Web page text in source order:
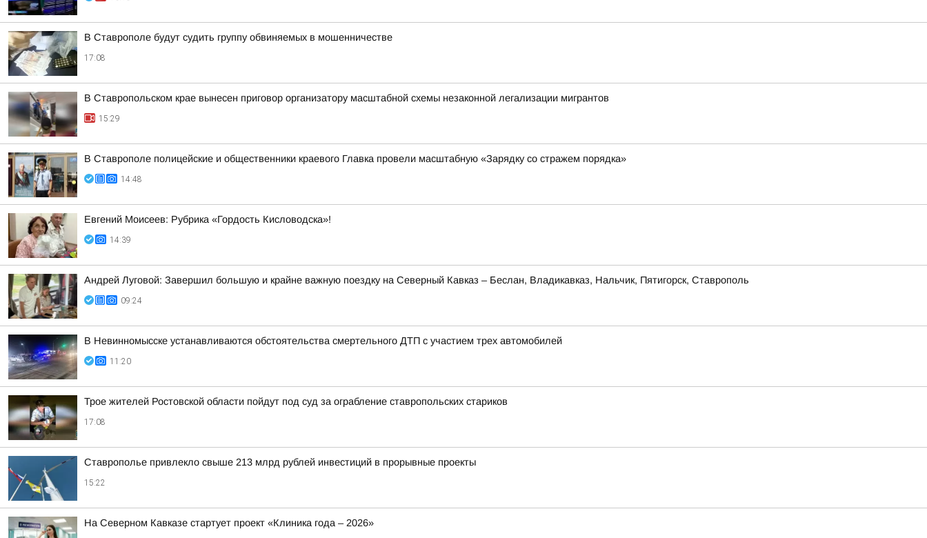
В Ставрополе будут судить группу обвиняемых в мошенничестве
17:08
В Ставропольском крае вынесен приговор организатору масштабной схемы незаконной легализации мигрантов
15:29
В Ставрополе полицейские и общественники краевого Главка провели масштабную «Зарядку со стражем порядка»
14:48
Евгений Моисеев: Рубрика «Гордость Кисловодска»!
14:39
Андрей Луговой: Завершил большую и крайне важную поездку на Северный Кавказ – Беслан, Владикавказ, Нальчик, Пятигорск, Ставрополь
09:24
В Невинномысске устанавливаются обстоятельства смертельного ДТП с участием трех автомобилей
11:20
Трое жителей Ростовской области пойдут под суд за ограбление ставропольских стариков
17:08
Ставрополье привлекло свыше 213 млрд рублей инвестиций в прорывные проекты
15:22
На Северном Кавказе стартует проект «Клиника года – 2026»